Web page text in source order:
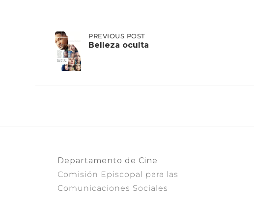
Post
navigation
PREVIOUS
POST:
PREVIOUS POST
Belleza oculta
Departamento de Cine
Comisión Episcopal para las
Comunicaciones Sociales